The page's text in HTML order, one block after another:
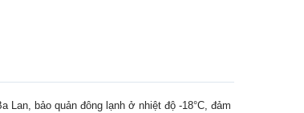
bảo quản đông lạnh ở nhiệt độ -18°C, đảm